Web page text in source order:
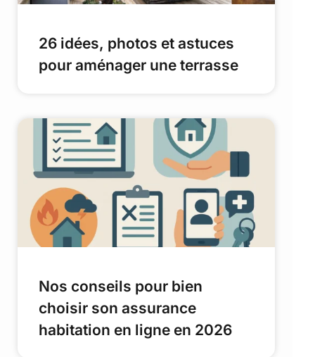
26 idées, photos et astuces
pour aménager une terrasse
Nos conseils pour bien
choisir son assurance
habitation en ligne en 2026